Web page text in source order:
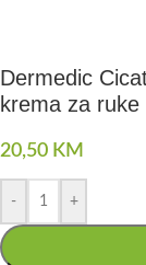
Dermedic
krema za ruke
20,50 KM
- +